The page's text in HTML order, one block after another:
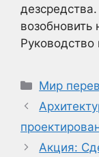
возобновить
Руководство
Рубрики
Мир
Акция: